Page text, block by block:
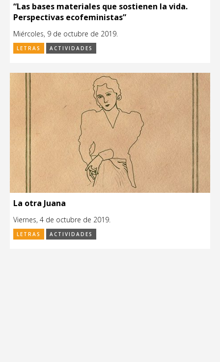
“Las bases materiales que sostienen la vida.
Perspectivas ecofeministas”
Miércoles, 9 de octubre de 2019.
LETRAS ACTIVIDADES
La otra Juana
Viernes, 4 de octubre de 2019.
LETRAS ACTIVIDADES